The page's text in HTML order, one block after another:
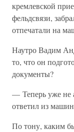
кремлевской
фельдсвязи,
отпечатали на
Наутро Вадим
то, что он
документы?
— Теперь уже не
ответил из
По тону, каким